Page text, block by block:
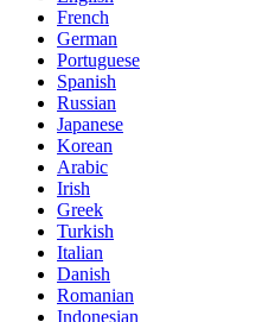
French
German
Portuguese
Spanish
Russian
Japanese
Korean
Arabic
Irish
Greek
Turkish
Italian
Danish
Romanian
Indonesian